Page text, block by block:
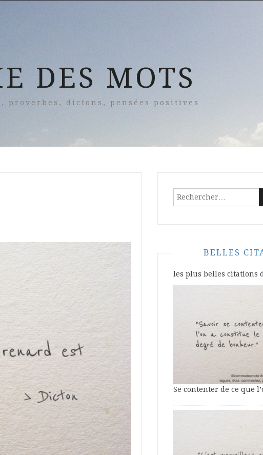
DES MOTS
proverbes, dictons, pensées positives
Rechercher :
BELLES
les plus belles citations
Se contenter de ce que